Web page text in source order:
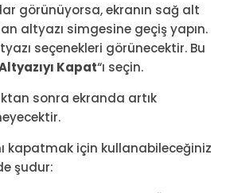
görünüyorsa, ekranın sağ alt
altyazı simgesine geçiş yapın.
seçenekleri görünecektir. Bu
Kapat“ı seçin.
sonra ekranda artık
kapatmak için kullanabileceğiniz
şudur: